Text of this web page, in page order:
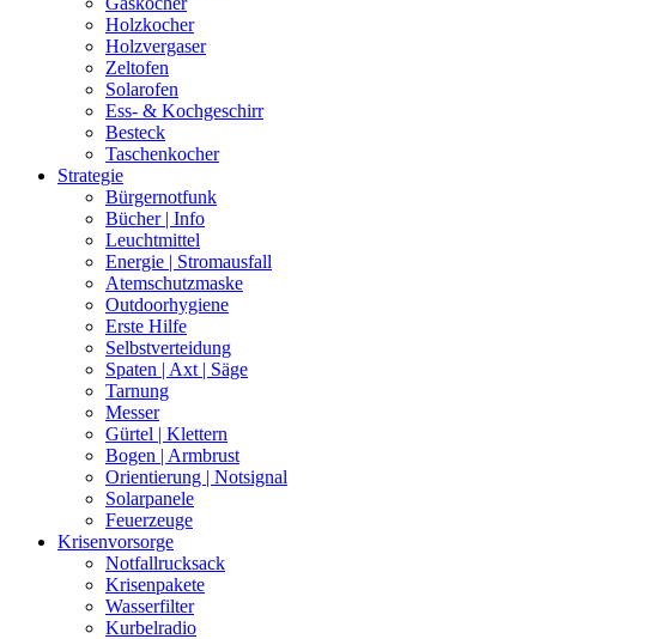
Holzkocher
Holzvergaser
Zeltofen
Solarofen
Ess- & Kochgeschirr
Besteck
Taschenkocher
Strategie
Bürgernotfunk
Bücher | Info
Leuchtmittel
Energie | Stromausfall
Atemschutzmaske
Outdoorhygiene
Erste Hilfe
Selbstverteidung
Spaten | Axt | Säge
Tarnung
Messer
Gürtel | Klettern
Bogen | Armbrust
Orientierung | Notsignal
Solarpanele
Feuerzeuge
Krisenvorsorge
Notfallrucksack
Krisenpakete
Wasserfilter
Kurbelradio